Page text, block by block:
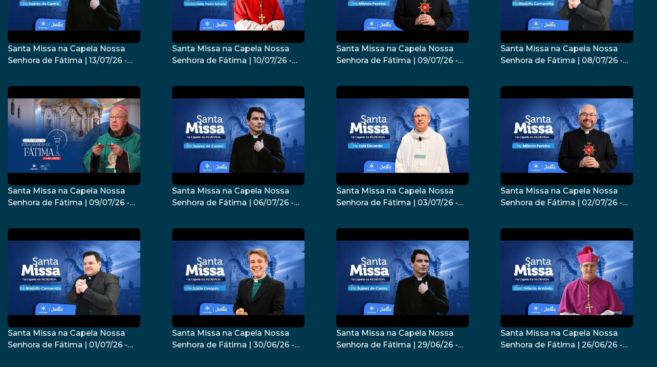
Santa Missa na Capela Nossa
Senhora de Fátima | 13/07/26 -
Santa Missa na Capela Nossa
Senhora de Fátima | 10/07/26 -
Santa Missa na Capela Nossa
Senhora de Fátima | 09/07/26 -
Santa Missa na Capela Nossa
Senhora de Fátima | 08/07/26 -
Santa Missa na Capela Nossa
Senhora de Fátima | 09/07/26 -
Santa Missa na Capela Nossa
Senhora de Fátima | 06/07/26 -
Santa Missa na Capela Nossa
Senhora de Fátima | 03/07/26 -
Santa Missa na Capela Nossa
Senhora de Fátima | 02/07/26 -
Santa Missa na Capela Nossa
Senhora de Fátima | 01/07/26 -
Santa Missa na Capela Nossa
Senhora de Fátima | 30/06/26 -
Santa Missa na Capela Nossa
Senhora de Fátima | 29/06/26 -
Santa Missa na Capela Nossa
Senhora de Fátima | 26/06/26 -